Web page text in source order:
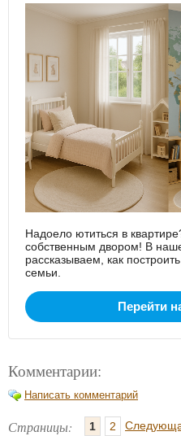
Надоело ютиться в
собственным двором! В
рассказываем, как
семьи.
Перейти
Комментарии:
Написать комментарий
Страницы: 1 2